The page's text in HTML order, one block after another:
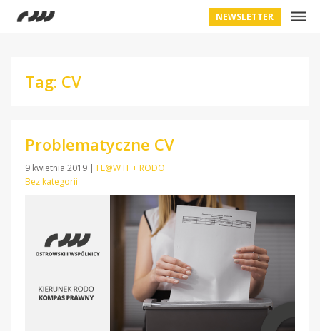
NEWSLETTER
Tag: CV
Problematyczne CV
9 kwietnia 2019 | I L@W IT + RODO
Bez kategorii